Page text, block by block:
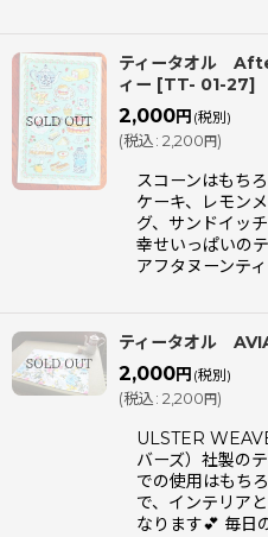
ティータオル
ィー [TT- 01-27]
2,000円 (税別)
(税込: 2,200 円)
スコーンはもち
ケーキ、レモン
グ、サンドイッ
幸せいっぱいの
アフタヌーンテ
ティータオル
2,000円 (税別)
(税込: 2,200 円)
ULSTER
バーズ）社製の
での使用はもち
で、インテリア
なります💕 毎日